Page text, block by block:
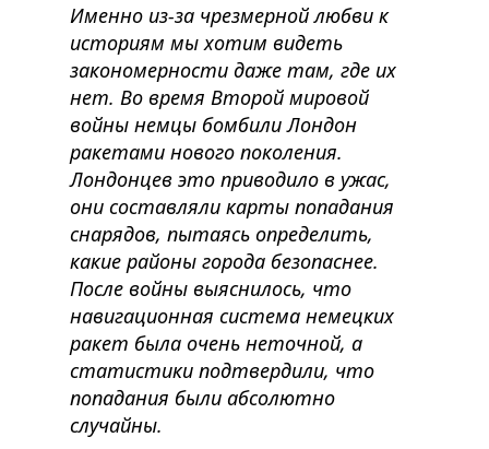
Именно из-за чрезмерной любви к
историям мы хотим видеть
закономерности даже там, где их
нет. Во время Второй мировой
войны немцы бомбили Лондон
ракетами нового поколения.
Лондонцев это приводило в ужас,
они составляли карты попадания
снарядов, пытаясь определить,
какие районы города безопаснее.
После войны выяснилось, что
навигационная система немецких
ракет была очень неточной, а
статистики подтвердили, что
попадания были абсолютно
случайны.